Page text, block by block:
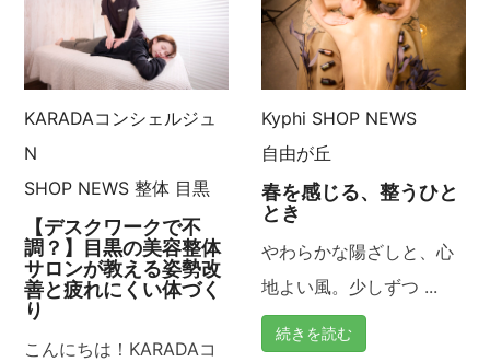
KARADAコンシェルジュ
N
SHOP NEWS 整体 目黒
【デスクワークで不
調？】目黒の美容整体
サロンが教える姿勢改
善と疲れにくい体づく
り
こんにちは！KARADAコ
Kyphi SHOP NEWS
自由が丘
春を感じる、整うひと
とき
やわらかな陽ざしと、心
地よい風。少しずつ ...
続きを読む